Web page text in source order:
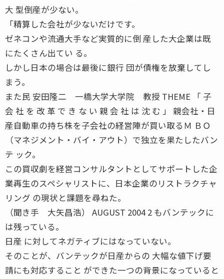
大 型倒産が少ない。
「精算した会社が少ないだけです。
ゼネコンや流通大手など実質的に倒 産した大企業は既
にたくさん出てい る。
しかし日本の場合は最後に銀行 団が債権を放棄してし
まう。
また民 安田隆二 一橋大学大学院 教授 THEME 「 子
会 社 を 改 革 で き な い 親 会 社 は 沈 む 」 親会社・日
産自動車の持ち株を子会社の経営陣が買い取るＭ ＢＯ
（マネジメント・バイ・アウト）で独立を果たしたバン
テ ック。
この買収劇を経営コンサルタントとしてサポートした企
業再生のスペシャリストに、日本企業のリストラクチャ
リング の現状と課題を尋ねた。
（聞き手 大矢昌浩） AUGUST 2004 2 もバンテックに
は残っている。
日産 に対してネガティブにはなっていない。
そのことが、バンテックが日産からの 大幅な値下げ要
請にも対応すること ができた一つの背景になっていると